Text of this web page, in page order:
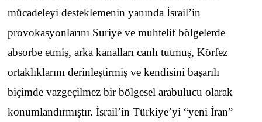
mücadeleyi desteklemenin yanında İsrail’in
provokasyonlarını Suriye ve muhtelif bölgelerde
absorbe etmiş, arka kanalları canlı tutmuş, Körfez
ortaklıklarını derinleştirmiş ve kendisini başarılı
biçimde vazgeçilmez bir bölgesel arabulucu olarak
konumlandırmıştır. İsrail’in Türkiye’yi “yeni İran”